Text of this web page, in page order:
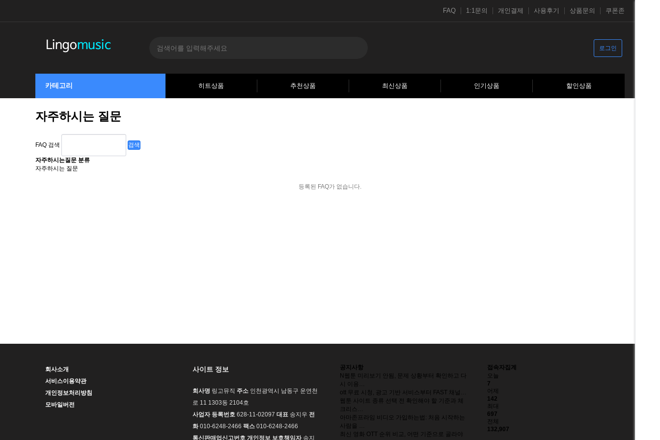
FAQ 1:1문의 개인결제 사용후기 상품문의 쿠폰존
로그인
카테고리 히트상품 추천상품 최신상품 인기상품 할인상품
자주하시는 질문
FAQ 검색 검색
자주하시는질문 분류
자주하시는 질문
등록된 FAQ가 없습니다.
회사소개
서비스이용약관
개인정보처리방침
모바일버전
사이트 정보
회사명 링고뮤직 주소 인천광역시 남동구 운연천
로 11 1303동 2104호
사업자 등록번호 628-11-02097 대표 송지우 전
화010-6248-2466 팩스 010-6248-2466
통신판매업신고번호 개인정보 보호책임자송지
공지사항
N 웹툰 미리보기 안됨, 문제 상황부터 확인하고 다
시 이용…
ott 무료 시청, 광고 기반 서비스부터 FAST 채널…
웹툰 사이트 종류 선택 전 확인해야 할 기준과 체
크리스…
아마존프라임 비디오 가입하는법: 처음 시작하는
사람을 …
최신 영화 OTT 순위 비교, 어떤 기준으로 골라야
접속자집계
오늘
7
어제
142
최대
697
전체
132,907